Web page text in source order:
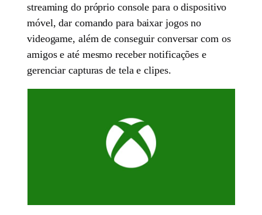
streaming do próprio console para o dispositivo
móvel, dar comando para baixar jogos no
videogame, além de conseguir conversar com os
amigos e até mesmo receber notificações e
gerenciar capturas de tela e clipes.